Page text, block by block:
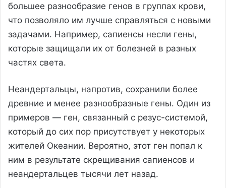
большее разнообразие генов в группах крови,
что позволяло им лучше справляться с новыми
задачами. Например, сапиенсы несли гены,
которые защищали их от болезней в разных
частях света.
Неандертальцы, напротив, сохранили более
древние и менее разнообразные гены. Один из
примеров — ген, связанный с резус-системой,
который до сих пор присутствует у некоторых
жителей Океании. Вероятно, этот ген попал к
ним в результате скрещивания сапиенсов и
неандертальцев тысячи лет назад.